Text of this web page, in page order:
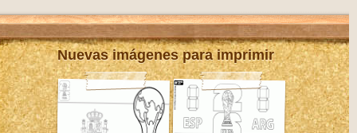
Nuevas imágenes para imprimir